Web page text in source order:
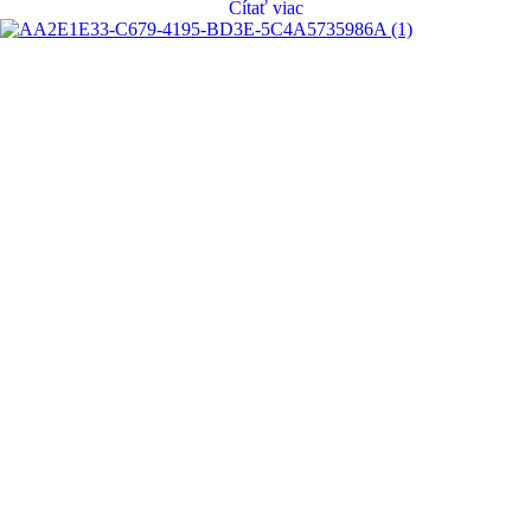
Čítať viac